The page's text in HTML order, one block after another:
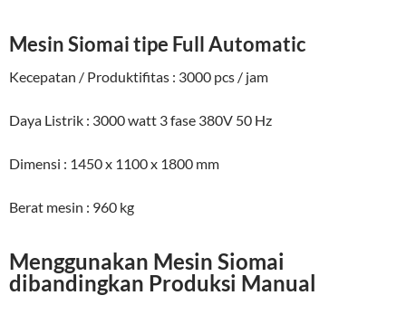
Mesin Siomai tipe Full Automatic
Kecepatan / Produktifitas : 3000 pcs / jam
Daya Listrik : 3000 watt 3 fase 380V 50 Hz
Dimensi : 1450 x 1100 x 1800 mm
Berat mesin : 960 kg
Menggunakan Mesin Siomai
dibandingkan Produksi Manual